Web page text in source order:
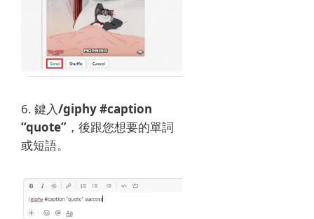
6. 鍵入/giphy #caption
“quote” ，後跟您想要的單詞
或短語。